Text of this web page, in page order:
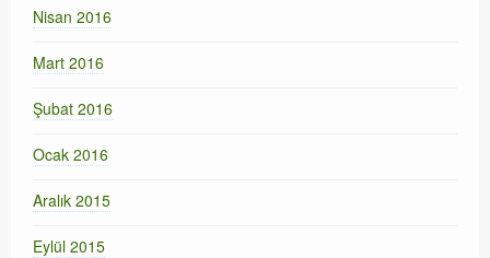
Nisan 2016
Mart 2016
Şubat 2016
Ocak 2016
Aralık 2015
Eylül 2015